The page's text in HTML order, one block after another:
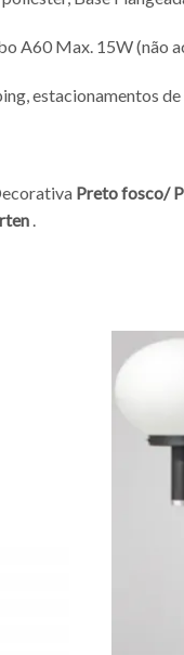
A60 Max. 15W (não
estacionamentos
Preto fosco/
.